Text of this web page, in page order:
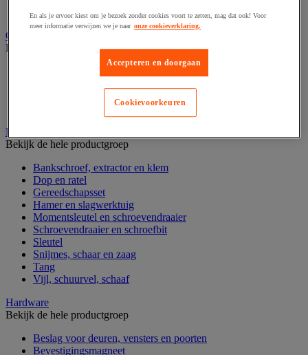
Wandcontactdoos en schakelaar
Gereedschap opbergen
Bekijk de hele productgroep
Assortimentsdoos en gereedschapkoffer
Verrijdbare werktafel
Handgereedschap
Bekijk de hele productgroep
Bankschroef, extractor en klem
Dop en ratel
Gereedschapsset
Hamer en slagwerktuig
Momentsleutel en schroevendraaier
Schroevendraaier en schroefbit
Sleutel
Snijmes, schaar en zaag
Tang
Vijl, schuurvel, schaaf
Hardware
Bekijk de hele productgroep
Beslag voor deuren, vensters en poorten
Bevestigingsmagneet
En als je ervoor kiest om je bezoek zonder cookies voort te zetten, mag dat ook! Voor
meer informatie verwijzen we je naar onze cookieverklaring.
Accepteren en doorgaan
Cookievoorkeuren